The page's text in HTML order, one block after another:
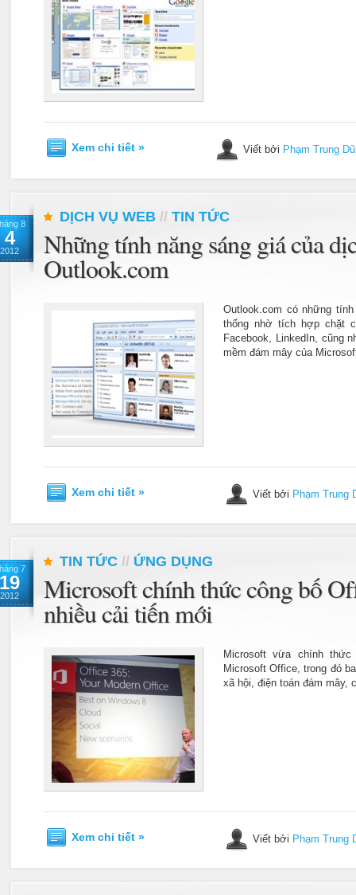
Xem chi tiết » Viết bởi Phạm Trung
8
4
2012
DỊCH VỤ WEB // TIN TỨC
Những tính năng sáng giá của
Outlook.com
Outlook.com có những
thống nhờ tích hợp chặt
Facebook, LinkedIn, cũng
mềm đám mây của
Xem chi tiết » Viết bởi Phạm Trung
7
19
2012
TIN TỨC // ỨNG DỤNG
Microsoft chính thức công bố
nhiều cải tiến mới
Microsoft vừa chính
Microsoft Office, trong đó
xã hội, điện toán đám mây,
Xem chi tiết » Viết bởi Phạm Trung